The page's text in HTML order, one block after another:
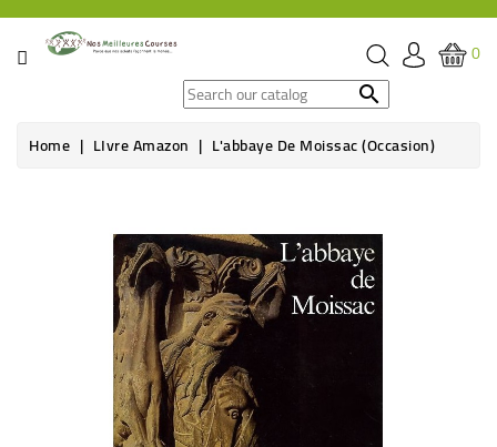
CATEGORY
BEVERAGES
0

Home LIvre Amazon L'abbaye De Moissac (Occasion)